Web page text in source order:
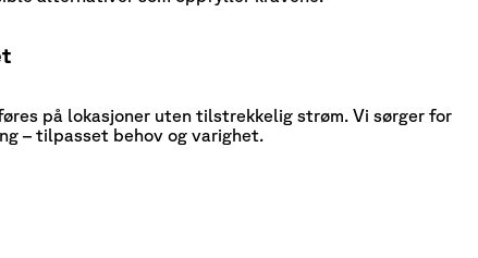
på lokasjoner uten tilstrekkelig strøm. Vi sørger for
– tilpasset behov og varighet.